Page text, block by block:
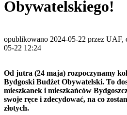
Obywatelskiego!
opublikowano 2024-05-22 przez UAF,
05-22 12:24
Od jutra (24 maja) rozpoczynamy
Bydgoski Budżet Obywatelski. To
mieszkanek i mieszkańców
swoje ręce i zdecydować, na co
złotych.